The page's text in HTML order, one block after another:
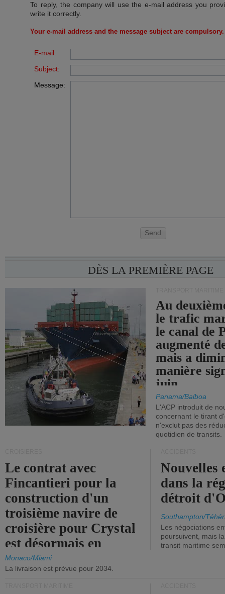
To reply, the company will use the e-mail address you
write it correctly.
Your e-mail address and the message subject are compulsory.
E-mail:
Subject:
Message:
Send
DÈS LA PREMIÈRE PAGE
Au
le trafic
le canal de
augmenté
mais a
manière
juin.
Panama/Balboa
L'ACP introduit de
concernant le tirant
n'exclut pas des
quotidien de transits.
Le contrat avec
Fincantieri pour la
construction d'un
troisième navire de
croisière pour Crystal
est désormais en
vigueur.
Monaco/Miami
La livraison est prévue pour 2034.
Nouvelles
dans la
détroit
Southampton/
Les négociations
poursuivent, mais
transit maritime